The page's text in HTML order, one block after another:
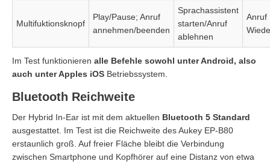
Multifuktionsknopf
Play/Pause; Anruf
annehmen/beenden
Sprachassistent
starten/Anruf
ablehnen
Anruf
Im Test funktionieren alle Befehle sowohl unter Android, also
auch unter Apples iOS Betriebssystem.
Bluetooth Reichweite
Der Hybrid In-Ear ist mit dem aktuellen Bluetooth 5 Standard
ausgestattet. Im Test ist die Reichweite des Aukey EP-B80
erstaunlich groß. Auf freier Fläche bleibt die Verbindung
zwischen Smartphone und Kopfhörer auf eine Distanz von etwa